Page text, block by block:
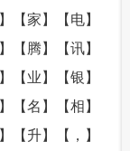
【家】【电】
【腾】【讯】
【业】【银】
【名】【相】
【升】【，】